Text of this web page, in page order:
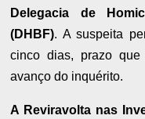
Delegacia de
(DHBF). A suspeita
cinco dias, prazo
avanço do inquérito.
A Reviravolta nas